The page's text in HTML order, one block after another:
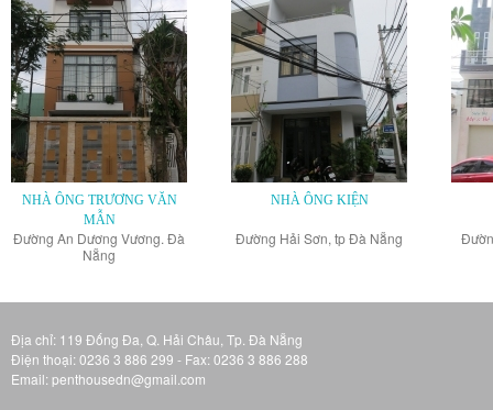
NHÀ ÔNG TRƯƠNG VĂN
MẪN
Đường An Dương Vương. Đà
Nẵng
NHÀ ÔNG KIỆN
Đường Hải Sơn, tp Đà Nẵng
Địa chỉ: 119 Đống Đa, Q. Hải Châu, Tp. Đà Nẵng
Điện thoại: 0236 3 886 299 - Fax: 0236 3 886 288
Email: penthousedn@gmail.com